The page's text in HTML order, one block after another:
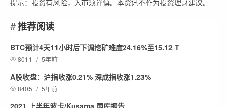
提示：投资有风险，入市须谨慎。本资讯不作为投资理财建议。
推荐阅读
BTC预计4天11小时后下调挖矿难度24.16%至15.12 T
8011 / 5年前
A股收盘：沪指收涨0.21% 深成指收涨1.23%
8405 / 5年前